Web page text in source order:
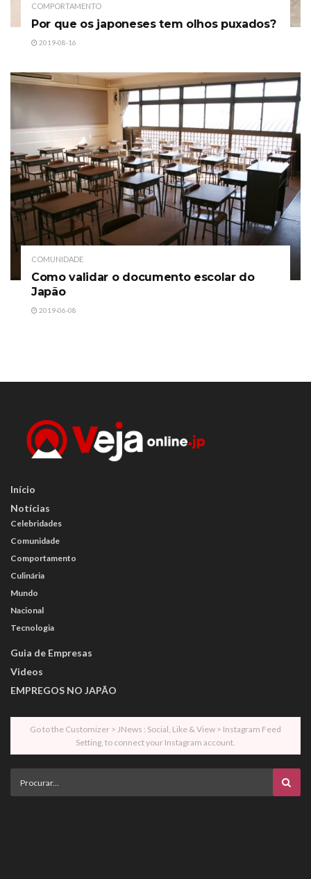
COMPORTAMENTO
Por que os japoneses tem olhos puxados?
2019-08-16
COMUNIDADE
Como validar o documento escolar do
Japão
2019-06-08
Início
Notícias
Celebridades
Comunidade
Comportamento
Culinária
Mundo
Nacional
Tecnologia
Guia de Empresas
Videos
EMPREGOS NO JAPÃO
Go to the Customizer > JNews : Social, Like & View > Instagram Feed
Setting, to connect your Instagram account.